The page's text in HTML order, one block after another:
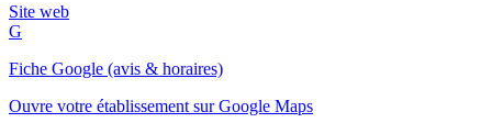
Site web
G
Fiche Google (avis & horaires)
Ouvre votre établissement sur Google Maps